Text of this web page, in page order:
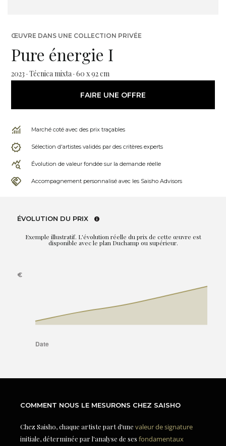
ŒUVRE DANS UNE COLLECTION PRIVÉE
Pure énergie I
2023 · Técnica mixta · 60 x 92 cm
FAIRE UNE OFFRE
Marché coté avec des prix traçables
Sélection d'artistes validés par des critères experts
Évolution de valeur fondée sur la demande réelle
Accompagnement personnalisé avec les Saisho Advisors
ÉVOLUTION DU PRIX
Exemple illustratif. L'évolution réelle du prix de cette œuvre est
disponible avec le plan Duchamp ou supérieur.
COMMENT NOUS LE MESURONS CHEZ SAISHO
Chez Saisho, chaque artiste part d'une valeur de signature
initiale, déterminée par l'analyse de ses fondamentaux